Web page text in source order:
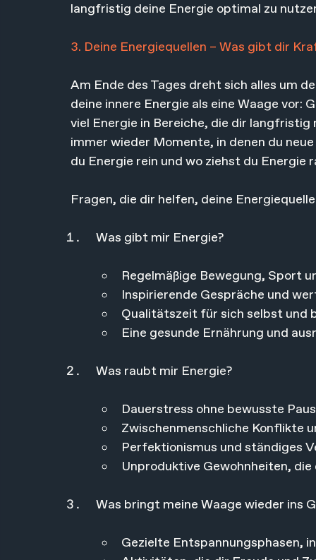
langfristig deine Energie optimal zu
3. Deine Energiequellen – Was gibt dir
Am Ende des Tages dreht sich alles um
deine innere Energie als eine Waage
viel Energie in Bereiche, die dir
immer wieder Momente, in denen du
du Energie rein und wo ziehst du Energie
Fragen, die dir helfen, deine
Was gibt mir Energie?
Regelmäßige Bewegung, Sport
Inspirierende Gespräche und
Qualitätszeit für sich selbst und
Eine gesunde Ernährung und
Was raubt mir Energie?
Dauerstress ohne bewusste
Zwischenmenschliche Konflikte
Perfektionismus und ständiges
Unproduktive Gewohnheiten,
Was bringt meine Waage wieder ins
Gezielte Entspannungsphasen,